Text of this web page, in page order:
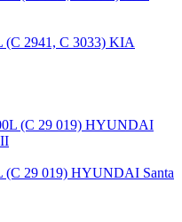
(C 2941, C 3033) KIA
(C 29 019) HYUNDAI Santa